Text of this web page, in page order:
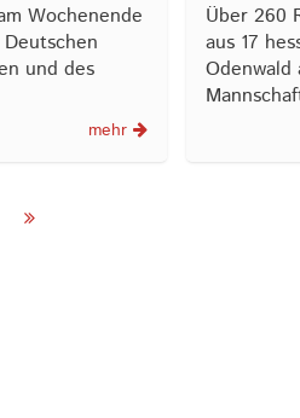
Wochenende
und des
mehr
Über 260
aus 17
Odenwald